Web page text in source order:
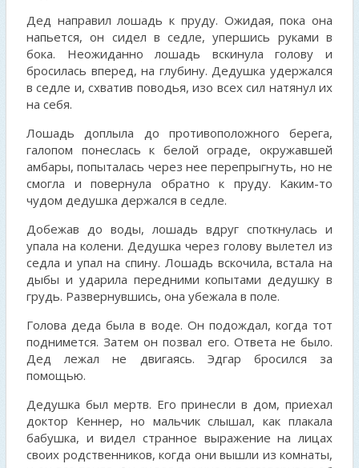
Дед направил лошадь к пруду. Ожидая, пока она
напьется, он сидел в седле, упершись руками в
бока. Неожиданно лошадь вскинула голову и
бросилась вперед, на глубину. Дедушка удержался
в седле и, схватив поводья, изо всех сил натянул их
на себя.
Лошадь доплыла до противоположного берега,
галопом понеслась к белой ограде, окружавшей
амбары, попыталась через нее перепрыгнуть, но не
смогла и повернула обратно к пруду. Каким-то
чудом дедушка держался в седле.
Добежав до воды, лошадь вдруг споткнулась и
упала на колени. Дедушка через голову вылетел из
седла и упал на спину. Лошадь вскочила, встала на
дыбы и ударила передними копытами дедушку в
грудь. Развернувшись, она убежала в поле.
Голова деда была в воде. Он подождал, когда тот
поднимется. Затем он позвал его. Ответа не было.
Дед лежал не двигаясь. Эдгар бросился за
помощью.
Дедушка был мертв. Его принесли в дом, приехал
доктор Кеннер, но мальчик слышал, как плакала
бабушка, и видел странное выражение на лицах
своих родственников, когда они вышли из комнаты,